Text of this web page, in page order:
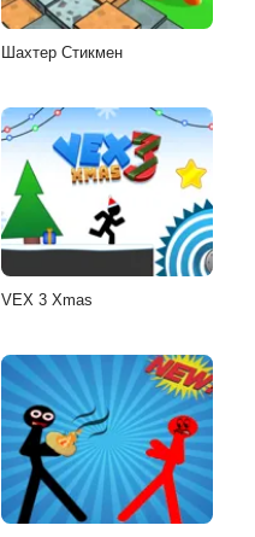
Шахтер Стикмен
VEX 3 Xmas